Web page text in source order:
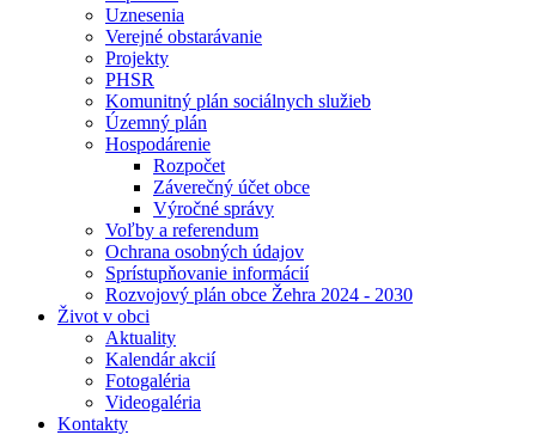
Uznesenia
Verejné obstarávanie
Projekty
PHSR
Komunitný plán sociálnych služieb
Územný plán
Hospodárenie
Rozpočet
Záverečný účet obce
Výročné správy
Voľby a referendum
Ochrana osobných údajov
Sprístupňovanie informácií
Rozvojový plán obce Žehra 2024 - 2030
Život v obci
Aktuality
Kalendár akcií
Fotogaléria
Videogaléria
Kontakty